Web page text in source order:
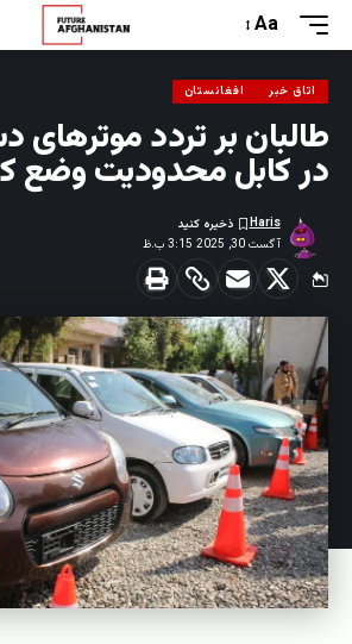
Aa
اتاق خبر افغانستان
طالبان بر تردد
در کابل محدودیت وضع
آگست 30, 2025 3:15 ب.ظ
Haris